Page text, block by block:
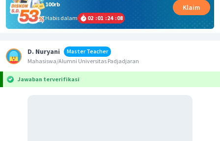
100rb
Habis dalam
02 :01 :24 :08
Klaim
D. Nuryani
Master Teacher
Mahasiswa/Alumni Universitas Padjadjaran
Jawaban terverifikasi